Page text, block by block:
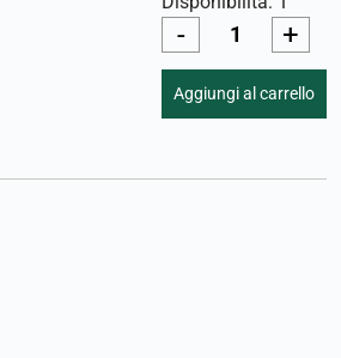
- +
Aggiungi al carrello